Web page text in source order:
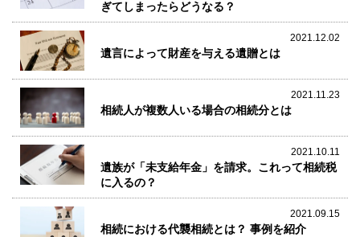
ぎてしまったらどうなる？
2021.12.02
遺言によって財産を与える遺贈とは
2021.11.23
相続人が複数人いる場合の相続分とは
2021.10.11
遺族が「未支給年金」を請求。これって相続税
に入るの？
2021.09.15
相続における代襲相続とは？ 事例を紹介